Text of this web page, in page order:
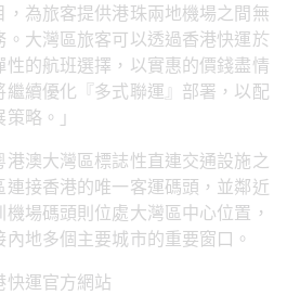
， 為旅客提供港珠兩地機場之間無
。 大灣區旅客可以透過香港快運於
性的航班選擇 ， 以實惠的價錢盡情
繼續優化『多式聯運』部署，以配
略。 」
澳大灣區標誌性直連交通設施之
接香港的唯一客運碼頭 ， 並鄰近
場碼頭則位處大灣區中心位置，
地多個主要城市的重要窗口。
快運官方網站